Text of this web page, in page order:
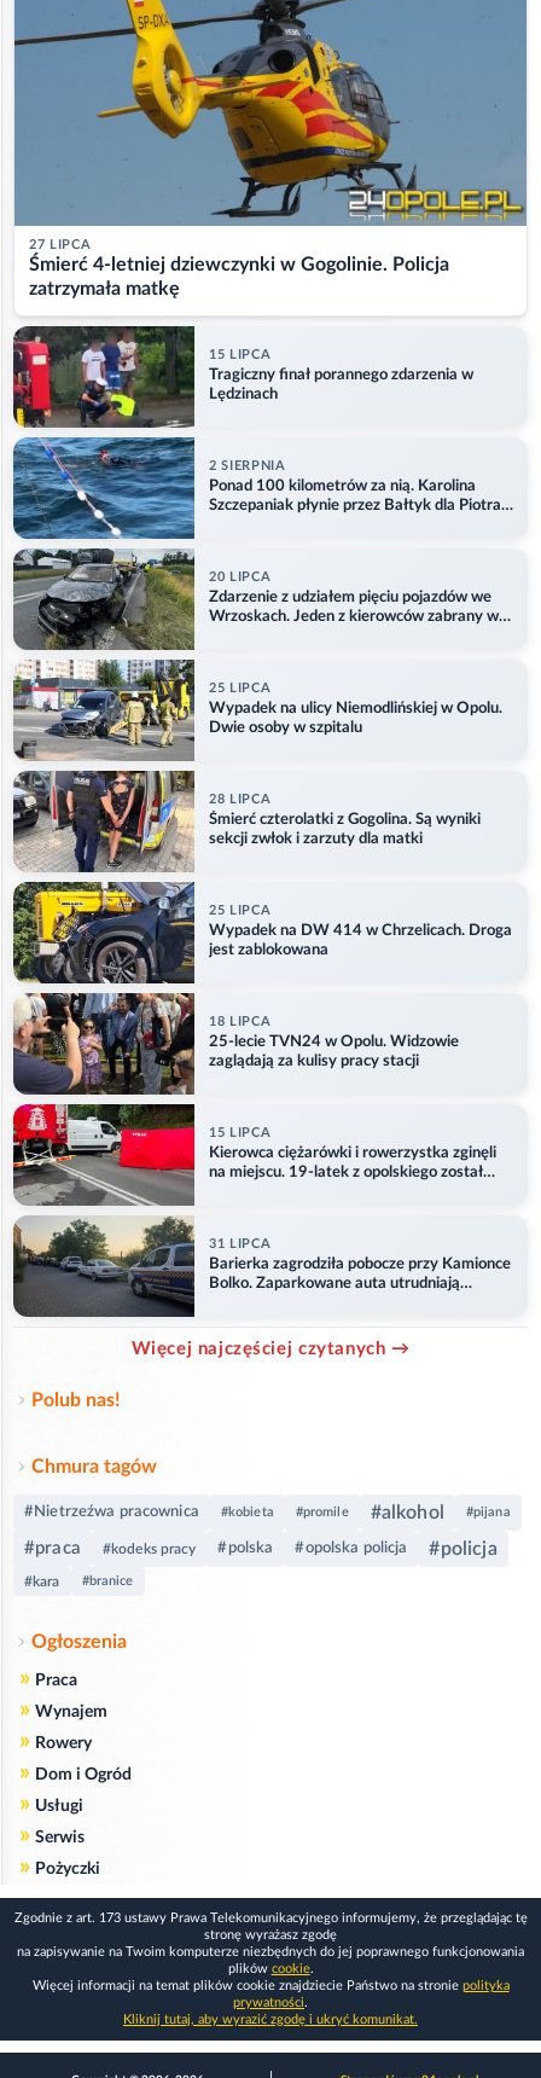
27 LIPCA
Śmierć 4-letniej dziewczynki w Gogolinie. Policja
zatrzymała matkę
15 LIPCA
Tragiczny finał porannego zdarzenia w
Lędzinach
2 SIERPNIA
Ponad 100 kilometrów za nią. Karolina
Szczepaniak płynie przez Bałtyk dla Piotra.
20 LIPCA
Zdarzenie z udziałem pięciu pojazdów we
Wrzoskach. Jeden z kierowców zabrany w
25 LIPCA
Wypadek na ulicy Niemodlińskiej w Opolu.
Dwie osoby w szpitalu
28 LIPCA
Śmierć czterolatki z Gogolina. Są wyniki
sekcji zwłok i zarzuty dla matki
25 LIPCA
Wypadek na DW 414 w Chrzelicach. Droga
jest zablokowana
18 LIPCA
25-lecie TVN24 w Opolu. Widzowie
zaglądają za kulisy pracy stacji
15 LIPCA
Kierowca ciężarówki i rowerzystka zginęli
na miejscu. 19-latek z opolskiego został
31 LIPCA
Barierka zagrodziła pobocze przy Kamionce
Bolko. Zaparkowane auta utrudniają
Więcej najczęściej czytanych →
Polub nas!
Chmura tagów
#Nietrzeźwa pracownica #kobieta #promile #alkohol #pijana
#praca #kodeks pracy #polska #opolska policja #policja
#kara #branice
Ogłoszenia
» Praca
» Wynajem
» Rowery
» Dom i Ogród
» Usługi
» Serwis
» Pożyczki
Zgodnie z art. 173 ustawy Prawa Telekomunikacyjnego informujemy, że przeglądając tę
stronę wyrażasz zgodę
na zapisywanie na Twoim komputerze niezbędnych do jej poprawnego funkcjonowania
plików cookie.
Więcej informacji na temat plików cookie znajdziecie Państwo na stronie polityka
prywatności.
Kliknij tutaj, aby wyrazić zgodę i ukryć komunikat.